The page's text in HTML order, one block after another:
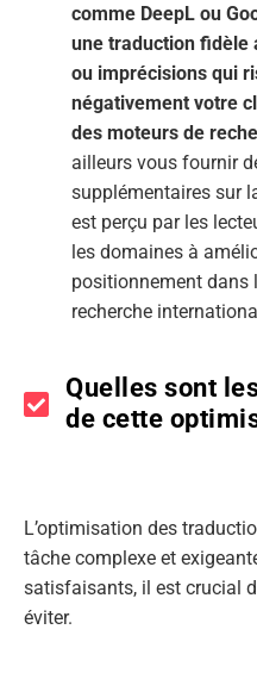
comme DeepL ou
une traduction fidèle
ou imprécisions qui
négativement votre
des moteurs de
ailleurs vous fournir
supplémentaires sur
est perçu par les
les domaines à
positionnement dans
recherche
Quelles sont
de cette
L’optimisation des
tâche complexe et
satisfaisants, il est crucial
éviter.